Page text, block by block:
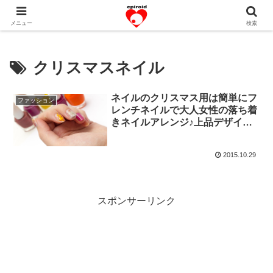
恋愛共感エピソード。あなたのストーリーを変えていく！。
クリスマスネイル
ファッション
ネイルのクリスマス用は簡単にフ
レンチネイルで大人女性の落ち着
きネイルアレンジ♪上品デザイン4
2015.10.29
スポンサーリンク
メニュー 検索